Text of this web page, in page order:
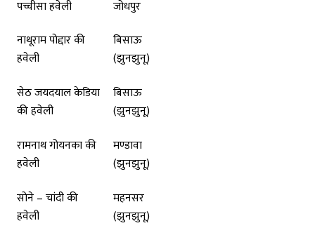
पच्चीसा हवेली
जोधपुर
नाथूराम पोद्दार की
हवेली
बिसाऊ
(झुनझुनू)
सेठ जयदयाल केडिया
की हवेली
बिसाऊ
(झुनझुनू)
रामनाथ गोयनका की
हवेली
मण्डावा
(झुनझुनू)
सोने – चांदी की
हवेली
महनसर
(झुनझुनू)